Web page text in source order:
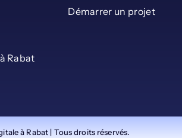
Rabat
Démarrer un projet
à Rabat | Tous droits réservés.